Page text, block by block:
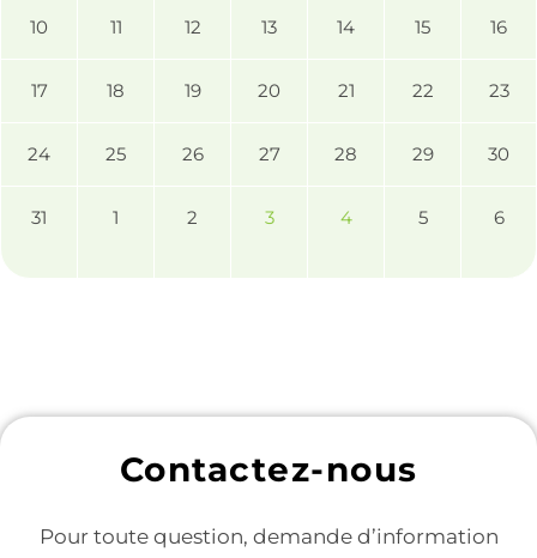
10 11 12 13 14 15 16
17 18 19 20 21 22 23
24 25 26 27 28 29 30
31 1 2 3 4 5 6
Contactez-nous
Pour toute question, demande d’information